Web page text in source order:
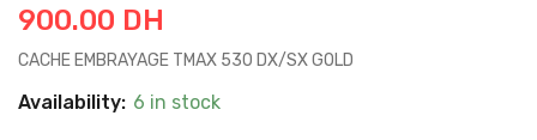
900.00 DH
CACHE EMBRAYAGE TMAX 530 DX/SX GOLD
Availability: 6 in stock